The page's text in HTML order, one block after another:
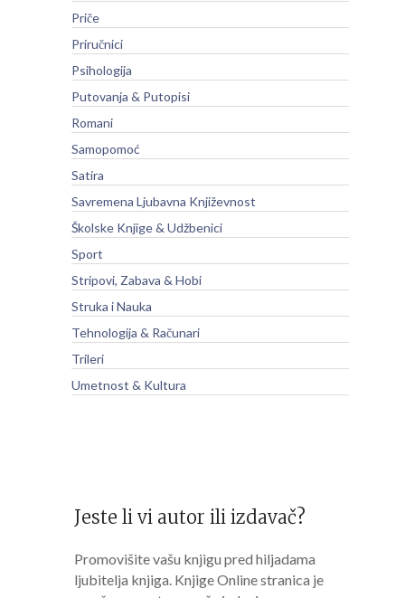
Priče
Priručnici
Psihologija
Putovanja & Putopisi
Romani
Samopomoć
Satira
Savremena Ljubavna Književnost
Školske Knjige & Udžbenici
Sport
Stripovi, Zabava & Hobi
Struka i Nauka
Tehnologija & Računari
Trileri
Umetnost & Kultura
Jeste li vi autor ili izdavač?
Promovišite vašu knjigu pred hiljadama
ljubitelja knjiga. Knjige Online stranica je